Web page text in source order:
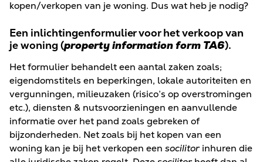
kopen/verkopen van je woning. Dus wat heb je nodig?
Een inlichtingenformulier voor het verkoop van
je woning (property information form TA6).
Het formulier behandelt een aantal zaken zoals;
eigendomstitels en beperkingen, lokale autoriteiten en
vergunningen, milieuzaken (risico’s op overstromingen
etc.), diensten & nutsvoorzieningen en aanvullende
informatie over het pand zoals gebreken of
bijzonderheden. Net zoals bij het kopen van een
woning kan je bij het verkopen een socilitorinhuren die